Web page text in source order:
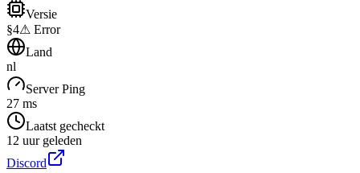
Versie
§4⚠ Error
Land
nl
Server Ping
27 ms
Laatst gecheckt
12 uur geleden
Discord